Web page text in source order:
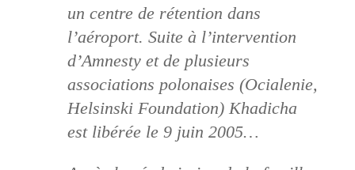
un centre de rétention dans
l’aéroport. Suite à l’intervention
d’Amnesty et de plusieurs
associations polonaises (Ocialenie,
Helsinski Foundation) Khadicha
est libérée le 9 juin 2005…